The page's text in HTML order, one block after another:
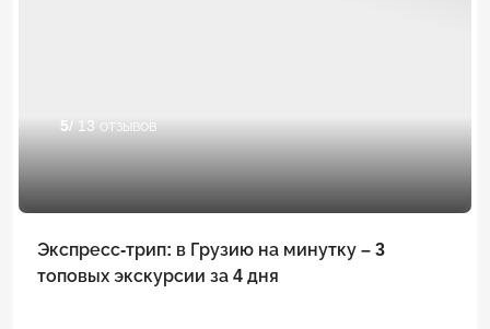
5/ 13 отзывов
Экспресс-трип: в Грузию на минутку – 3
топовых экскурсии за 4 дня